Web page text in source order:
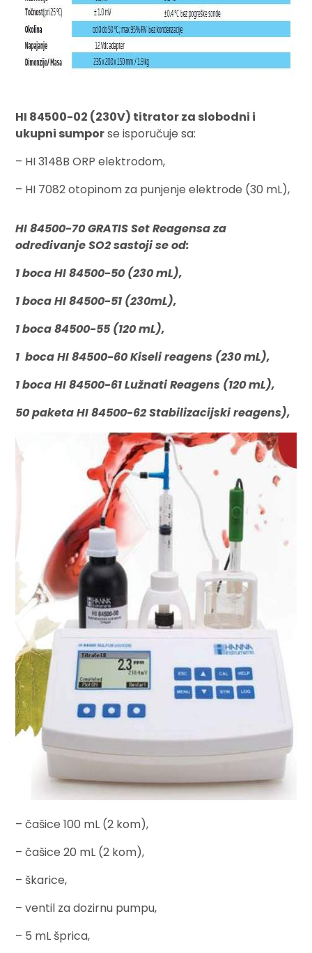
HI 84500-02 (230V) titrator za slobodni i
ukupni sumporse isporučuje sa:
– HI 3148B ORP elektrodom,
– HI 7082 otopinom za punjenje elektrode (30 mL),
HI 84500-70 GRATIS Set Reagensa za
određivanje SO2 sastoji se od:
1 boca HI 84500-50 (230 mL),
1 boca HI 84500-51 (230mL),
1 boca 84500-55 (120 mL),
1 boca HI 84500-60 Kiseli reagens (230 mL),
1 boca HI 84500-61 Lužnati Reagens (120 mL),
50 paketa HI 84500-62 Stabilizacijski reagens),
– čašice 100 mL (2 kom),
– čašice 20 mL (2 kom),
– škarice,
– ventil za dozirnu pumpu,
– 5 mL šprica,